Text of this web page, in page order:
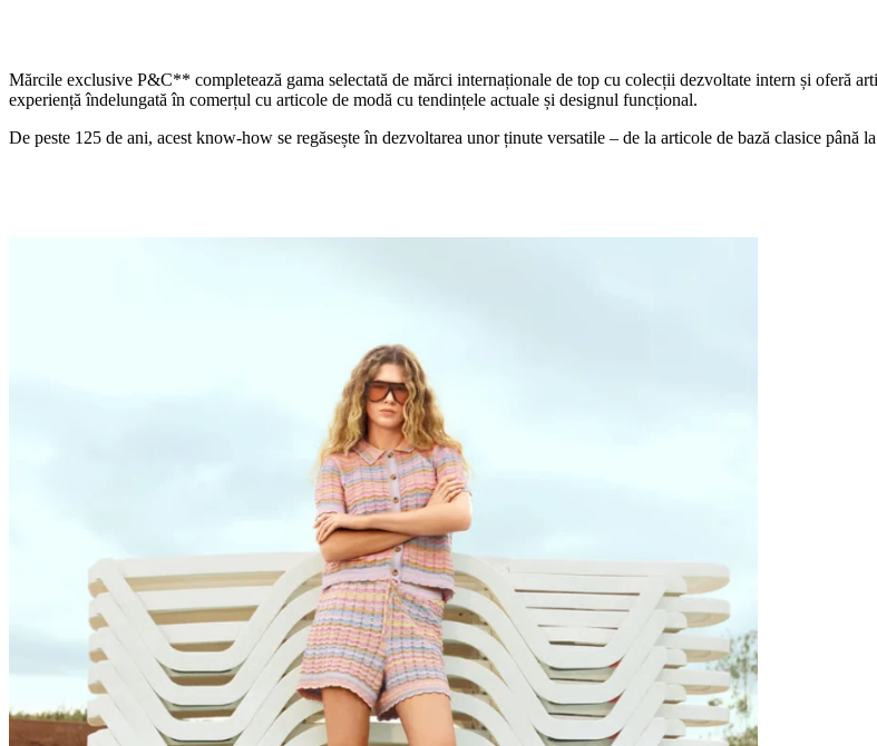
Mărcile exclusive P&C** completează gama selectată de mărci internaționale de top cu colecții dezvoltate intern și oferă
experiență îndelungată în comerțul cu articole de modă cu tendințele actuale și designul funcțional.
De peste 125 de ani, acest know-how se regăsește în dezvoltarea unor ținute versatile – de la articole de bază clasice până